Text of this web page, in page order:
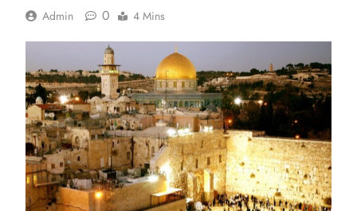
Admin 0 4 Mins